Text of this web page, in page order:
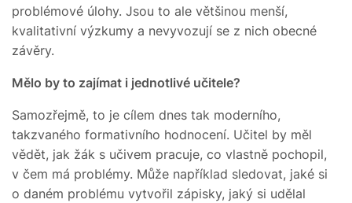
problémové úlohy. Jsou to ale většinou menší,
kvalitativní výzkumy a nevyvozují se z nich obecné
závěry.
Mělo by to zajímat i jednotlivé učitele?
Samozřejmě, to je cílem dnes tak moderního,
takzvaného formativního hodnocení. Učitel by měl
vědět, jak žák s učivem pracuje, co vlastně pochopil,
v čem má problémy. Může například sledovat, jaké si
o daném problému vytvořil zápisky, jaký si udělal